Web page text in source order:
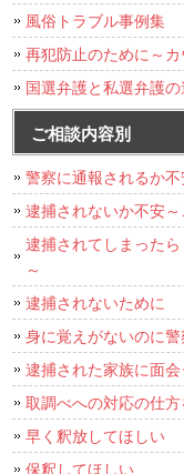
風俗トラブル事例集
再犯防止のために～
国選弁護と私選弁護
ご相談内容別
警察に通報されるか
逮捕されないか不安
逮捕されてしまった
～
逮捕されないために
身に覚えがないのに
逮捕された家族に面
取調べへの対応の仕
早く釈放してほしい
保釈してほしい